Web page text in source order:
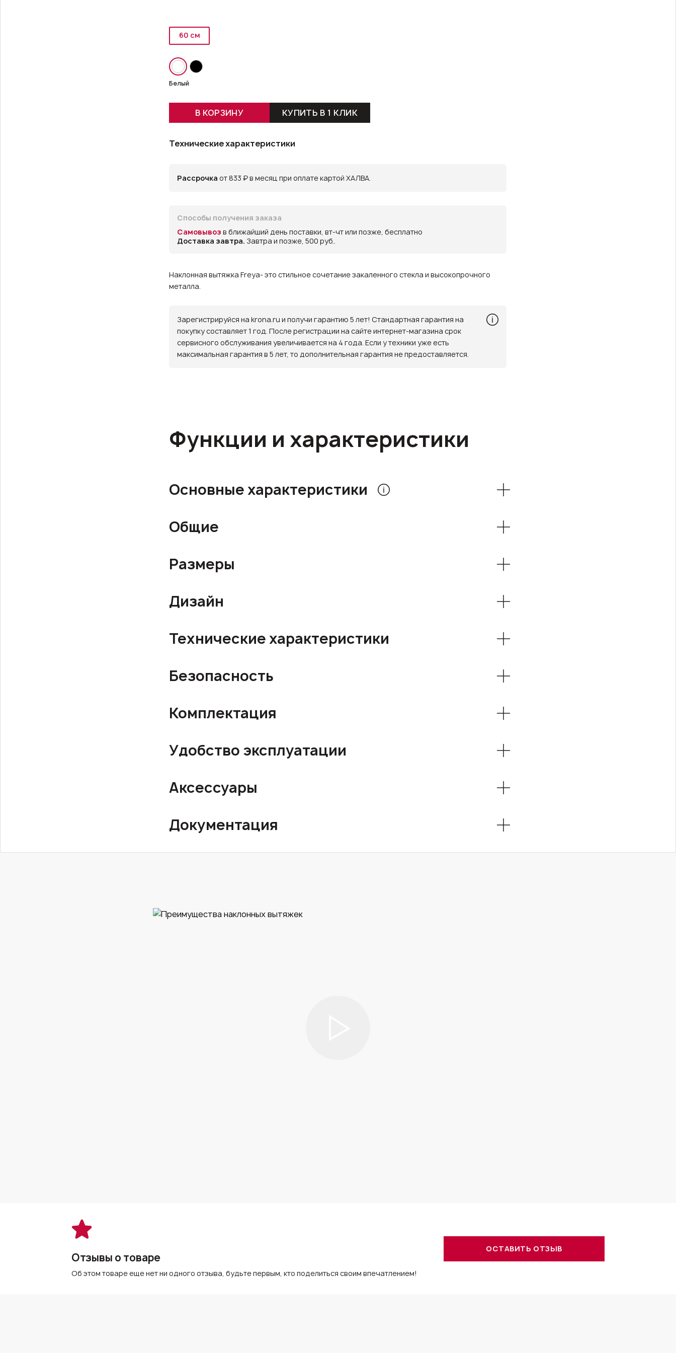
60 см
Белый
В КОРЗИНУ КУПИТЬ В 1 КЛИК
Технические характеристики
Рассрочка от 833 ₽ в месяц при оплате картой ХАЛВА.
Способы получения заказа
Самовывоз в ближайший день поставки, вт-чт или позже, бесплатно
Доставка завтра. Завтра и позже, 500 руб..
Наклонная вытяжка Freya- это стильное сочетание закаленного стекла и высокопрочного
металла.
Зарегистрируйся на krona.ru и получи гарантию 5 лет! Стандартная гарантия на
покупку составляет 1 год. После регистрации на сайте интернет-магазина срок
сервисного обслуживания увеличивается на 4 года. Если у техники уже есть
максимальная гарантия в 5 лет, то дополнительная гарантия не предоставляется.
Функции и характеристики
Основные характеристики
Общие
Размеры
Дизайн
Технические характеристики
Безопасность
Комплектация
Удобство эксплуатации
Аксессуары
Документация
Отзывы о товаре
Об этом товаре еще нет ни одного отзыва, будьте первым, кто поделиться своим впечатлением!
ОСТАВИТЬ ОТЗЫВ